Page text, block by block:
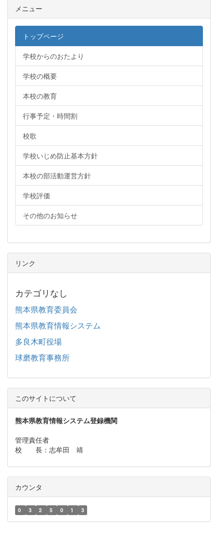
メニュー
トップページ
学校からのおたより
学校の概要
本校の教育
行事予定・時間割
校歌
学校いじめ防止基本方針
本校の部活動運営方針
学校評価
その他のお知らせ
リンク
カテゴリなし
熊本県教育委員会
熊本県教育情報システム
多良木町役場
球磨教育事務所
このサイトについて
熊本県教育情報システム登録機関
管理責任者
校 長：志牟田 靖
カウンタ
0 3 2 5 0 1 3